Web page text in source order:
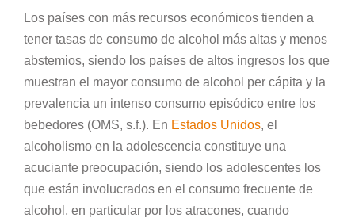
Los países con más recursos económicos tienden a
tener tasas de consumo de alcohol más altas y menos
abstemios, siendo los países de altos ingresos los que
muestran el mayor consumo de alcohol per cápita y la
prevalencia un intenso consumo episódico entre los
bebedores (OMS, s.f.). En Estados Unidos, el
alcoholismo en la adolescencia constituye una
acuciante preocupación, siendo los adolescentes los
que están involucrados en el consumo frecuente de
alcohol, en particular por los atracones, cuando